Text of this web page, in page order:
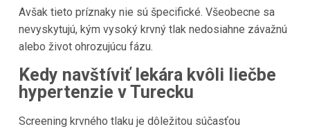
Avšak tieto príznaky nie sú špecifické. Všeobecne sa
nevyskytujú, kým vysoký krvný tlak nedosiahne závažnú
alebo život ohrozujúcu fázu.
Kedy navštíviť lekára kvôli liečbe
hypertenzie v Turecku
Screening krvného tlaku je dôležitou súčasťou